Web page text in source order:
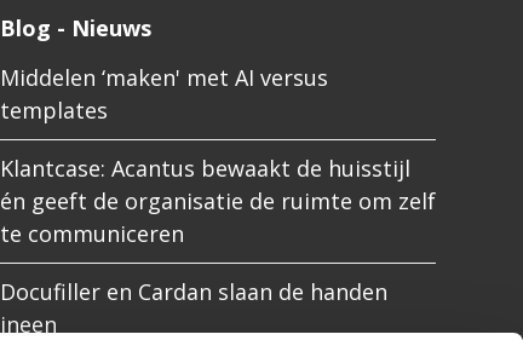
Blog - Nieuws
Middelen ‘maken' met AI versus
templates
Klantcase: Acantus bewaakt de huisstijl
én geeft de organisatie de ruimte om zelf
te communiceren
Docufiller en Cardan slaan de handen
ineen